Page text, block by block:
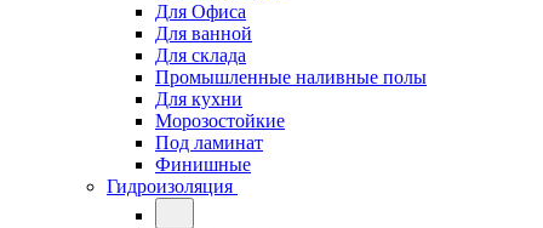
Для Офиса
Для ванной
Для склада
Промышленные наливные полы
Для кухни
Морозостойкие
Под ламинат
Финишные
Гидроизоляция